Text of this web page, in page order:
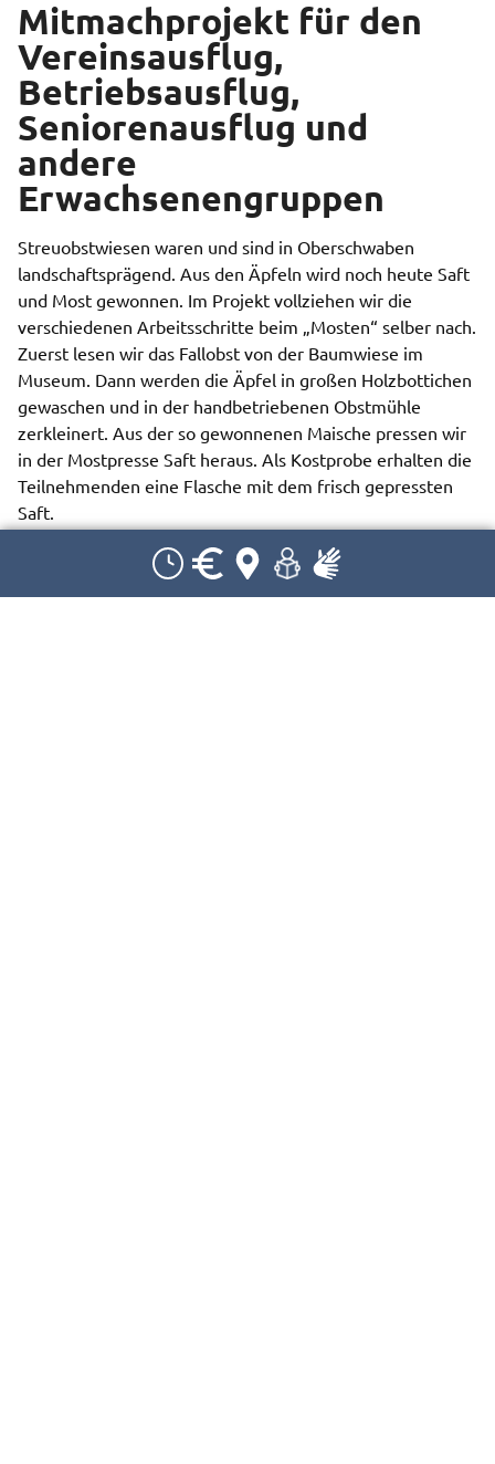
Mitmachprojekt für den
Vereinsausflug,
Betriebsausflug,
Seniorenausflug und
andere
Erwachsenengruppen
Streuobstwiesen waren und sind in Oberschwaben
landschaftsprägend. Aus den Äpfeln wird noch heute Saft
und Most gewonnen. Im Projekt vollziehen wir die
verschiedenen Arbeitsschritte beim „Mosten“ selber nach.
Zuerst lesen wir das Fallobst von der Baumwiese im
Museum. Dann werden die Äpfel in großen Holzbottichen
gewaschen und in der handbetriebenen Obstmühle
zerkleinert. Aus der so gewonnenen Maische pressen wir
in der Mostpresse Saft heraus. Als Kostprobe erhalten die
Teilnehmenden eine Flasche mit dem frisch gepressten
Saft.